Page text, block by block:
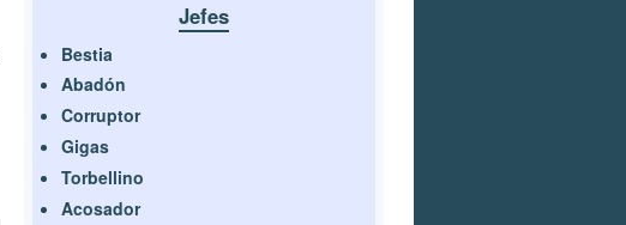
Jefes
Bestia
Abadón
Corruptor
Gigas
Torbellino
Acosador